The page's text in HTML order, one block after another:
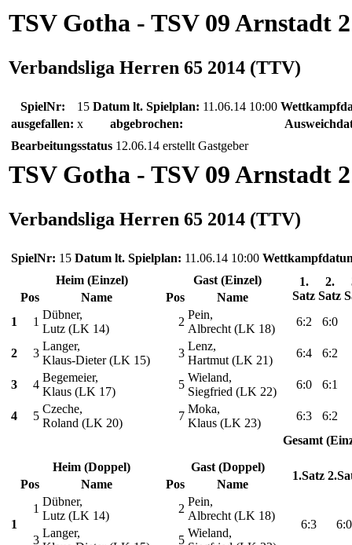
TSV Gotha - TSV 09 Arnstadt 2
Verbandsliga Herren 65 2014 (TTV)
SpielNr: 15 Datum lt. Spielplan: 11.06.14 10:00
ausgefallen: x abgebrochen:
Bearbeitungsstatus 12.06.14 erstellt Gastgeber
TSV Gotha - TSV 09 Arnstadt 2
Verbandsliga Herren 65 2014 (TTV)
SpielNr: 15 Datum lt. Spielplan: 11.06.14 10:00
Heim (Einzel)
Gast (Einzel)
1.
Satz
2.
Satz
Pos Name Pos
Name
1
1
Dübner,
Lutz (LK 14)
2
Pein,
Albrecht (LK 18)
6:2 6:0
2 3
Langer,
Klaus-Dieter (LK 15)
3
Lenz,
Hartmut (LK 21)
6:4 6:2
3 4
Begemeier,
Klaus (LK 17)
5
Wieland,
Siegfried (LK 22)
6:0 6:1
4 5
Czeche,
Roland (LK 20)
7
Moka,
Klaus (LK 23)
6:3
6:2
Gesamt
Heim (Doppel)
Gast (Doppel)
1.Satz
Pos Name Pos Name
1
1
Dübner,
Lutz (LK 14)
2
Pein,
Albrecht (LK 18)
6:3
6:0
3
Langer,
5
Wieland,